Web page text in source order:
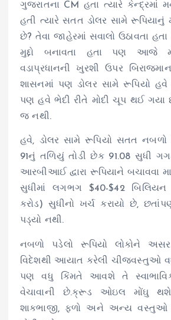
ગુજરાતના CM હતા ત્યારે કેન્દ્રમાં
હતી ત્યારે સતત ડોલર સામે
છે? તેવા જાહેરમાં સવાલો ઉઠાવતા
મુદ્દો બનાવતા હતા પણ આજે
વડાપ્રધાનની ખુરશી ઉપર
શાસનમાં પણ ડોલર સામે રૂપિયો
પણ હવે ભેદી રીતે મોદી ચૂપ થઈ
જ નથી.
હવે, ડોલર સામે રૂપિયો સતત
91નું તળિયું તોડી છેક 91.08 સુધી
આરબીઆઈ દ્વારા રૂપિયાને બચાવવા
સુધીમાં લગભગ $40-$42
કરોડ) સુધીનો ખર્ચ કરાયો છે,
પડ્યો નથી.
નબળો પડેલો રૂપિયો લોકોને
વિદેશથી આયાત કરેલી ચીજવસ્તુઓ
પણ વધુ કિંમતે આવશે તે
વેચાવાની છે.ક્રૂડ ઓઇલ મોંઘુ
શાકભાજી, ફળો અને અન્ય